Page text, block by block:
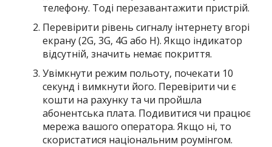
телефону. Тоді перезавантажити пристрій.
Перевірити рівень сигналу інтернету вгорі
екрану (2G, 3G, 4G або Н). Якщо індикатор
відсутній, значить немає покриття.
Увімкнути режим польоту, почекати 10
секунд і вимкнути його. Перевірити чи є
кошти на рахунку та чи пройшла
абонентська плата. Подивитися чи працює
мережа вашого оператора. Якщо ні, то
скористатися національним роумінгом.